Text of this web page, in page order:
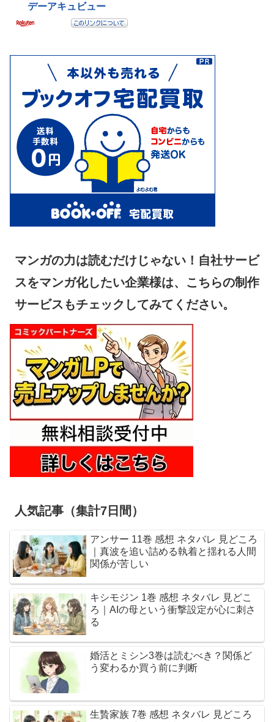
マンガの力は読むだけじゃない！自社サービ
スをマンガ化したい企業様は、こちらの制作
サービスもチェックしてみてください。
人気記事（集計7日間）
アンサー 11巻 感想 ネタバレ 見どころ
｜真波を追い詰める執着と揺れる人間
関係が苦しい
キシモジン 1巻 感想 ネタバレ 見どこ
ろ｜AIの母という衝撃設定が心に刺さ
る
婚活とミシン3巻は読むべき？関係ど
う変わるか買う前に判断
生贄家族 7巻 感想 ネタバレ 見どころ